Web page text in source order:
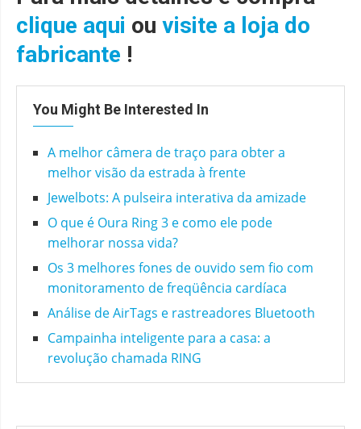
clique aqui ou visite a loja do
fabricante !
You Might Be Interested In
A melhor câmera de traço para obter a
melhor visão da estrada à frente
Jewelbots: A pulseira interativa da amizade
O que é Oura Ring 3 e como ele pode
melhorar nossa vida?
Os 3 melhores fones de ouvido sem fio com
monitoramento de freqüência cardíaca
Análise de AirTags e rastreadores Bluetooth
Campainha inteligente para a casa: a
revolução chamada RING